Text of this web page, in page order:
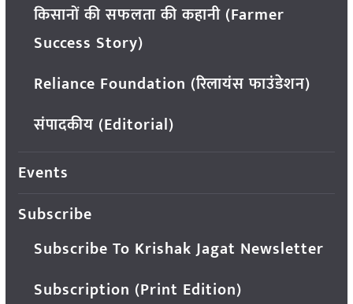
किसानों की सफलता की कहानी (Farmer
Success Story)
Reliance Foundation (रिलायंस फाउंडेशन)
संपादकीय (Editorial)
Events
Subscribe
Subscribe To Krishak Jagat Newsletter
Subscription (Print Edition)